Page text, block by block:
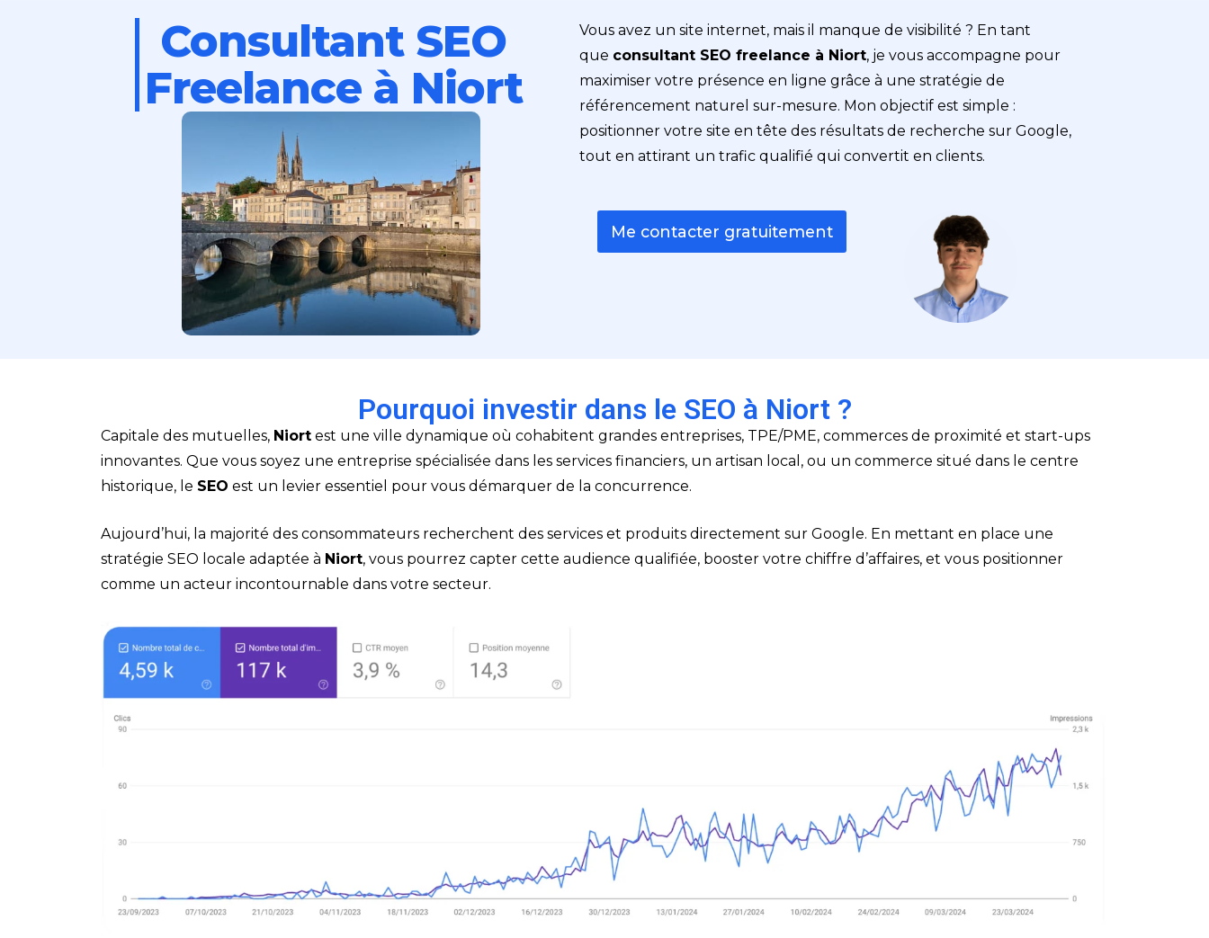
Consultant SEO
Freelance à Niort
Vous avez un site internet, mais il manque de visibilité ? En tant
que consultant SEO freelance à Niort, je vous accompagne pour
maximiser votre présence en ligne grâce à une stratégie de
référencement naturel sur-mesure. Mon objectif est simple :
positionner votre site en tête des résultats de recherche sur Google,
tout en attirant un trafic qualifié qui convertit en clients.
Me contacter gratuitement
Pourquoi investir dans le SEO à Niort ?
Capitale des mutuelles, Niort est une ville dynamique où cohabitent grandes entreprises, TPE/PME, commerces de proximité et start-ups
innovantes. Que vous soyez une entreprise spécialisée dans les services financiers, un artisan local, ou un commerce situé dans le centre
historique, le SEO est un levier essentiel pour vous démarquer de la concurrence.
Aujourd’hui, la majorité des consommateurs recherchent des services et produits directement sur Google. En mettant en place une
stratégie SEO locale adaptée à Niort, vous pourrez capter cette audience qualifiée, booster votre chiffre d’affaires, et vous positionner
comme un acteur incontournable dans votre secteur.